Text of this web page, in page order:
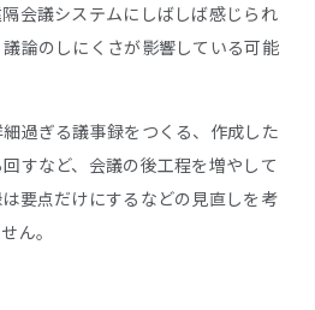
会議システムにしばしば感じられ
論のしにくさが影響している可能
過ぎる議事録をつくる、作成した
すなど、会議の後工程を増やして
要点だけにするなどの見直しを考
ん。